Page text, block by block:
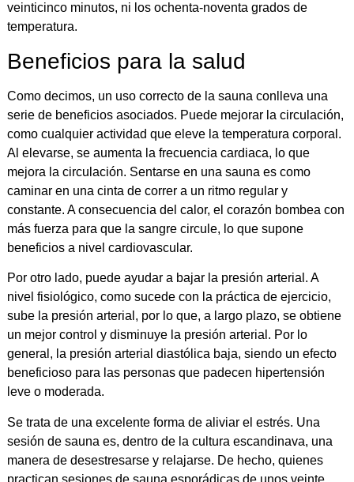
veinticinco minutos, ni los ochenta-noventa grados de
temperatura.
Beneficios para la salud
Como decimos, un uso correcto de la sauna conlleva una
serie de beneficios asociados. Puede mejorar la circulación,
como cualquier actividad que eleve la temperatura corporal.
Al elevarse, se aumenta la frecuencia cardiaca, lo que
mejora la circulación. Sentarse en una sauna es como
caminar en una cinta de correr a un ritmo regular y
constante. A consecuencia del calor, el corazón bombea con
más fuerza para que la sangre circule, lo que supone
beneficios a nivel cardiovascular.
Por otro lado, puede ayudar a bajar la presión arterial. A
nivel fisiológico, como sucede con la práctica de ejercicio,
sube la presión arterial, por lo que, a largo plazo, se obtiene
un mejor control y disminuye la presión arterial. Por lo
general, la presión arterial diastólica baja, siendo un efecto
beneficioso para las personas que padecen hipertensión
leve o moderada.
Se trata de una excelente forma de aliviar el estrés. Una
sesión de sauna es, dentro de la cultura escandinava, una
manera de desestresarse y relajarse. De hecho, quienes
practican sesiones de sauna esporádicas de unos veinte